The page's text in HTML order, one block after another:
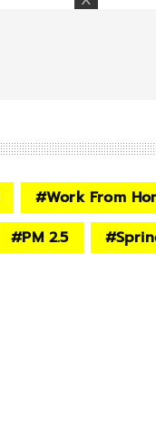
#Work From
#PM 2.5 #